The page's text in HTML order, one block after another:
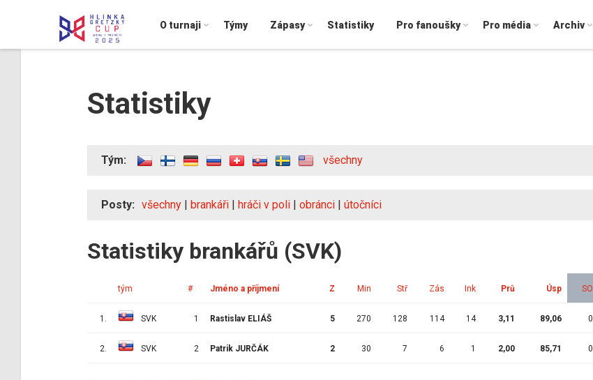
O turnaji Týmy Zápasy Statistiky Pro fanoušky Pro média Archiv
Statistiky
Tým: všechny
Posty: všechny | brankáři | hráči v poli | obránci | útočníci
Statistiky brankářů (SVK)
tým # Jméno a příjmení Z Min Stř Zás Ink Prů Úsp SO
1. SVK 1 Rastislav ELIÁŠ 5 270 128 114 14 3,11 89,06 0
2. SVK 2 Patrik JURČÁK 2 30 7 6 1 2,00 85,71 0